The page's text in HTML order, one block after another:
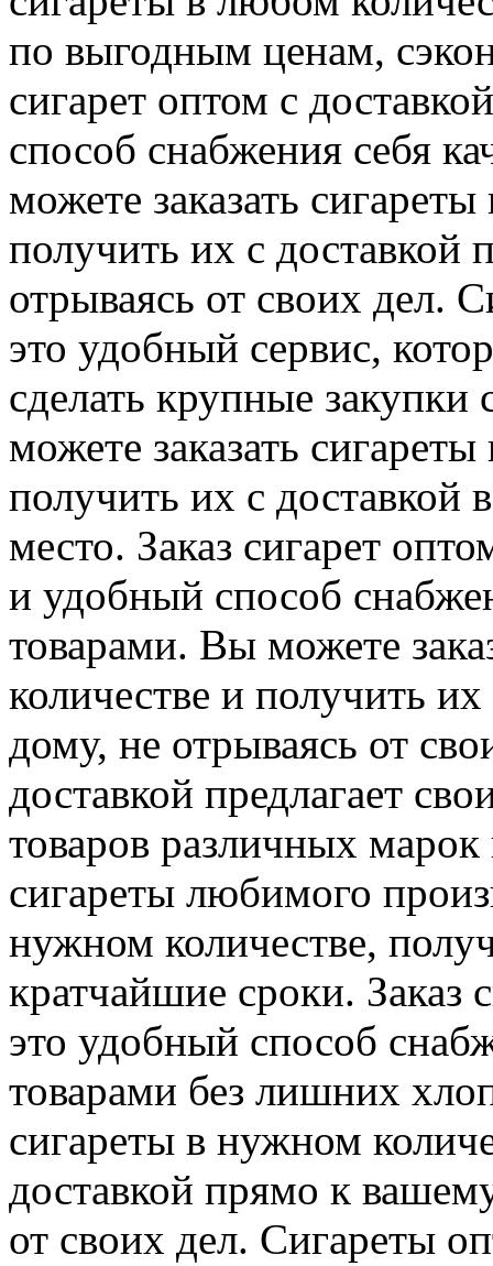
по выгодным ценам,
сигарет оптом с
способ снабжения себя
можете заказать
получить их с
отрываясь от своих дел.
это удобный сервис,
сделать крупные
можете заказать
получить их с доставкой
место. Заказ сигарет
и удобный способ
товарами. Вы можете
количестве и получить
дому, не отрываясь от
доставкой предлагает
товаров различных
сигареты любимого
нужном количестве,
кратчайшие сроки. Заказ
это удобный способ
товарами без лишних
сигареты в нужном
доставкой прямо к
от своих дел. Сигареты